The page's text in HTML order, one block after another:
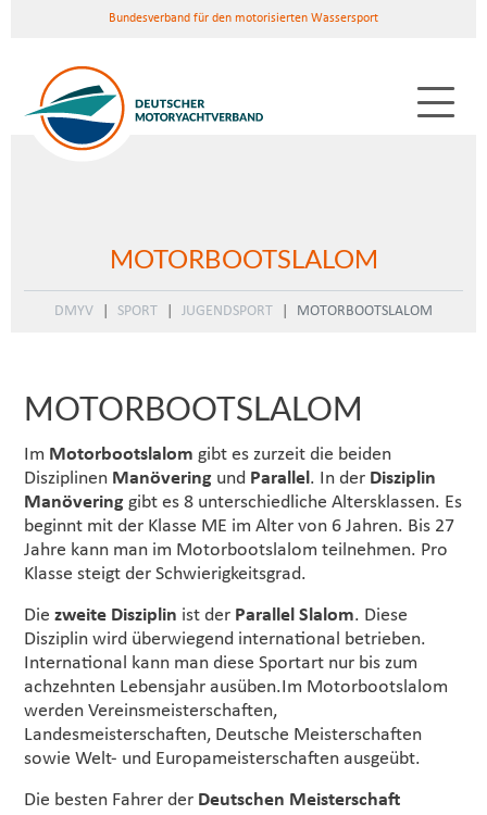
Bundesverband für den motorisierten Wassersport
MOTORBOOTSLALOM
DMYV SPORT JUGENDSPORT MOTORBOOTSLALOM
MOTORBOOTSLALOM
Im Motorbootslalom gibt es zurzeit die beiden
Disziplinen Manövering und Parallel. In der Disziplin
Manövering gibt es 8 unterschiedliche Altersklassen. Es
beginnt mit der Klasse ME im Alter von 6 Jahren. Bis 27
Jahre kann man im Motorbootslalom teilnehmen. Pro
Klasse steigt der Schwierigkeitsgrad.
Die zweite Disziplin ist der Parallel Slalom. Diese
Disziplin wird überwiegend international betrieben.
International kann man diese Sportart nur bis zum
achzehnten Lebensjahr ausüben.Im Motorbootslalom
werden Vereinsmeisterschaften,
Landesmeisterschaften, Deutsche Meisterschaften
sowie Welt- und Europameisterschaften ausgeübt.
Die besten Fahrer der Deutschen Meisterschaft